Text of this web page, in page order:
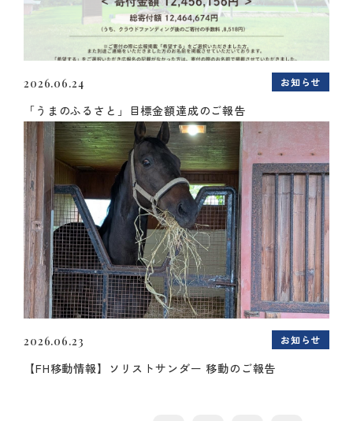
2026.06.24 お知らせ
「うまのふるさと」目標金額達成のご報告
2026.06.23 お知らせ
【FH移動情報】ソリストサンダー 移動のご報告